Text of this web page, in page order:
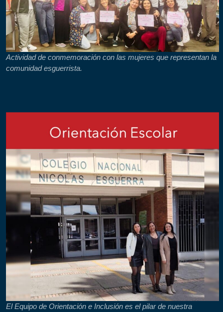
Actividad de conmemoración con las mujeres que representan la
comunidad esguerrista.
El Equipo de Orientación e Inclusión es el pilar de nuestra